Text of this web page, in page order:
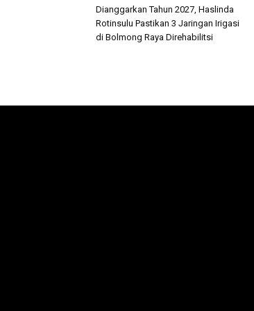
Dianggarkan Tahun 2027, Haslinda
Rotinsulu Pastikan 3 Jaringan Irigasi
di Bolmong Raya Direhabilitsi